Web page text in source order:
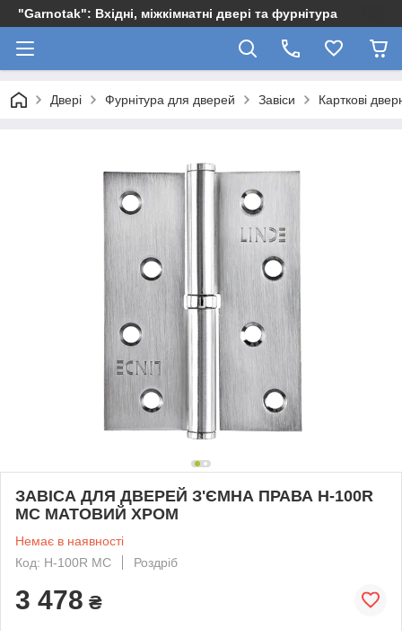
"Garnotak": Вхідні, міжкімнатні двері та фурнітура
Двері Фурнітура для дверей Завіси Карткові
ЗАВІСА ДЛЯ ДВЕРЕЙ З'ЄМНА ПРАВА H-100R
MC МАТОВИЙ ХРОМ
Немає в наявності
Код: H-100R MC
Роздріб
3 478 ₴